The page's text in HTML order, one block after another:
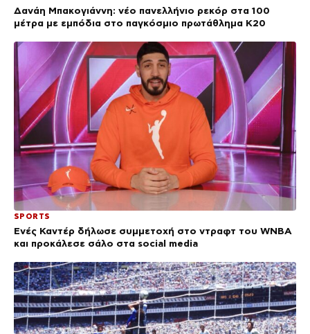
Δανάη Μπακογιάννη: νέο πανελλήνιο ρεκόρ στα 100
μέτρα με εμπόδια στο παγκόσμιο πρωτάθλημα Κ20
SPORTS
Ενές Καντέρ δήλωσε συμμετοχή στο ντραφτ του WNBA
και προκάλεσε σάλο στα social media